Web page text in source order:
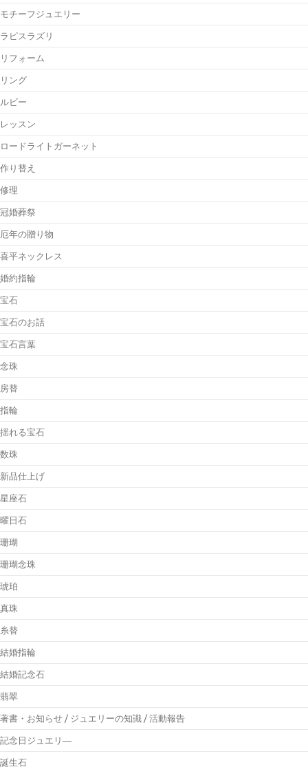
モチーフジュエリー
ラピスラズリ
リフォーム
リング
ルビー
レッスン
ロードライトガーネット
作り替え
修理
冠婚葬祭
厄年の贈り物
喜平ネックレス
婚約指輪
宝石
宝石のお話
宝石言葉
念珠
房替
指輪
揺れる宝石
数珠
新品仕上げ
星座石
曜日石
珊瑚
珊瑚念珠
琥珀
真珠
糸替
結婚指輪
結婚記念石
翡翠
著書・お知らせ / ジュエリーの知識 / 活動報告
記念日ジュエリ―
誕生石